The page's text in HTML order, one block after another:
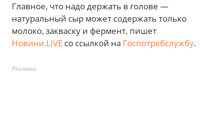
Главное, что надо держать в голове —
натуральный сыр может содержать только
молоко, закваску и фермент, пишет
Новини.LIVE со ссылкой на Госпотребслужбу.
Реклама